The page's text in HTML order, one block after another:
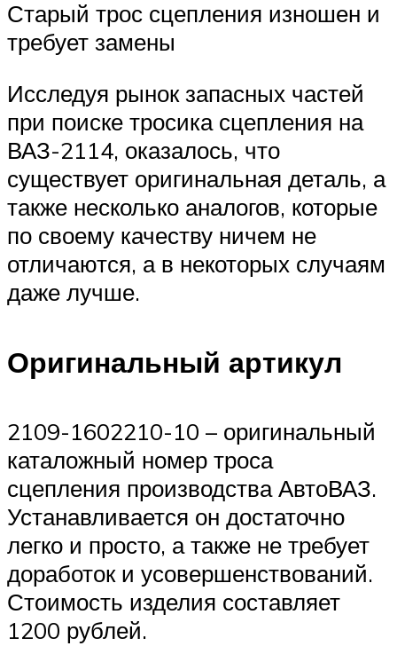
Старый трос сцепления изношен и
требует замены
Исследуя рынок запасных частей
при поиске тросика сцепления на
ВАЗ-2114, оказалось, что
существует оригинальная деталь, а
также несколько аналогов, которые
по своему качеству ничем не
отличаются, а в некоторых случаям
даже лучше.
Оригинальный артикул
2109-1602210-10 – оригинальный
каталожный номер троса
сцепления производства АвтоВАЗ.
Устанавливается он достаточно
легко и просто, а также не требует
доработок и усовершенствований.
Стоимость изделия составляет
1200 рублей.